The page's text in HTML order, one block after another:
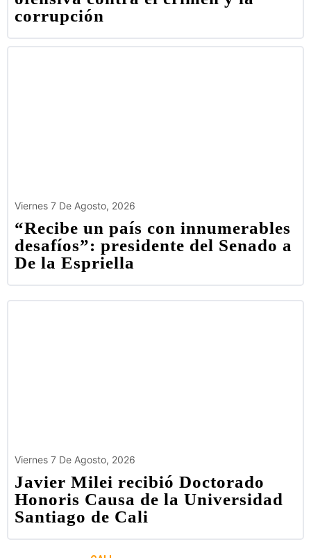
corrupción
Viernes 7 De Agosto, 2026
“Recibe un país con innumerables
desafíos”: presidente del Senado a
De la Espriella
Viernes 7 De Agosto, 2026
Javier Milei recibió Doctorado
Honoris Causa de la Universidad
Santiago de Cali